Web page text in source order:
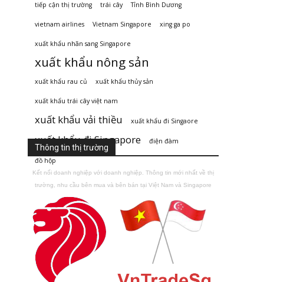
tiếp cận thị trường trái cây Tỉnh Bình Dương
vietnam airlines Vietnam Singapore xing ga po
xuất khẩu nhãn sang Singapore
xuất khẩu nông sản
xuất khẩu rau củ xuất khẩu thủy sản
xuất khẩu trái cây việt nam
xuất khẩu vải thiều xuất khẩu đi Singaore
xuất khẩu đi Singapore điện đàm
đồ hộp
Thông tin thị trường
Kết nối doanh nghiệp với doanh nghiệp. Thông tin mới nhất về thị
trường, nhu cầu bên mua và bên bán tại Việt Nam và Singapore